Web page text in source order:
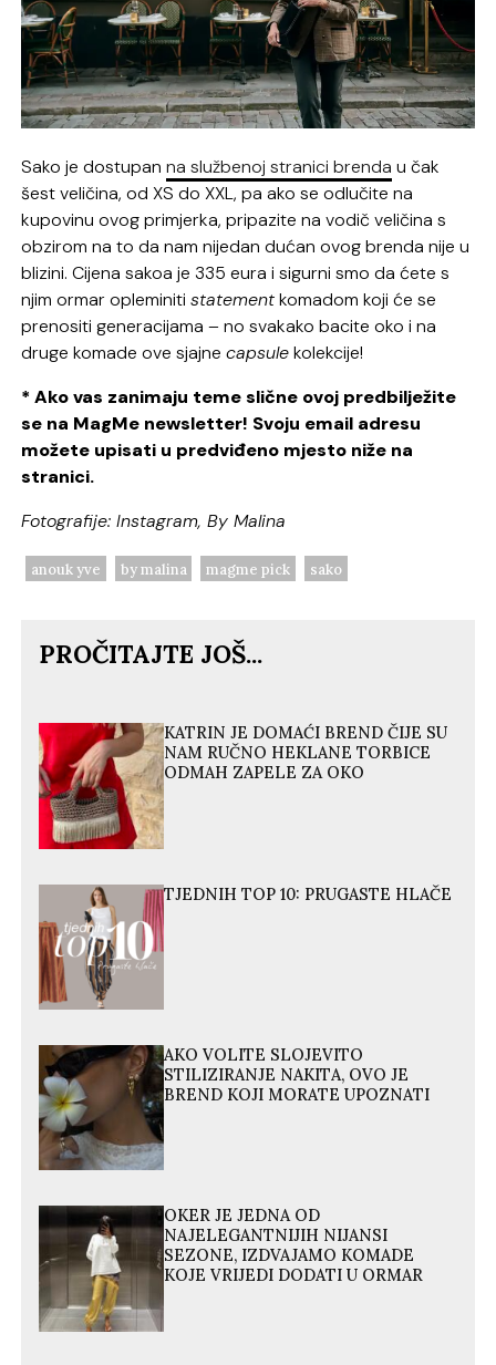
Sako je dostupanna službenoj stranici brenda u čak
šest veličina, od XS do XXL, pa ako se odlučite na
kupovinu ovog primjerka, pripazite na vodič veličina s
obzirom na to da nam nijedan dućan ovog brenda nije u
blizini. Cijena sakoa je 335 eura i sigurni smo da ćete s
njim ormar opleminitistatementkomadom koji će se
prenositi generacijama – no svakako bacite oko i na
druge komade ove sjajnecapsulekolekcije!
* Ako vas zanimaju teme slične ovoj predbilježite
se na MagMe newsletter! Svoju email adresu
možete upisati u predviđeno mjesto niže na
stranici.
Fotografije: Instagram,By Malina
anouk yve by malina magme pick sako
PROČITAJTE JOŠ...
KATRIN JE DOMAĆI BREND ČIJE SU
NAM RUČNO HEKLANE TORBICE
ODMAH ZAPELE ZA OKO
TJEDNIH TOP 10: PRUGASTE HLAČE
AKO VOLITE SLOJEVITO
STILIZIRANJE NAKITA, OVO JE
BREND KOJI MORATE UPOZNATI
OKER JE JEDNA OD
NAJELEGANTNIJIH NIJANSI
SEZONE, IZDVAJAMO KOMADE
KOJE VRIJEDI DODATI U ORMAR